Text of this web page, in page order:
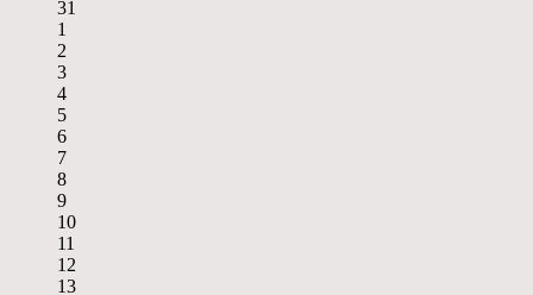
31
1
2
3
4
5
6
7
8
9
10
11
12
13